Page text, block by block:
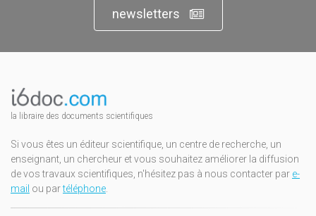
newsletters
la libraire des documents scientifiques
Si vous êtes un éditeur scientifique, un centre de recherche, un
enseignant, un chercheur et vous souhaitez améliorer la diffusion
de vos travaux scientifiques, n'hésitez pas à nous contacter par e-
mail ou partéléphone.